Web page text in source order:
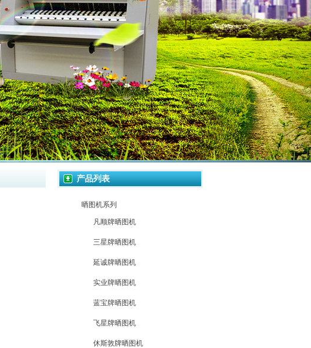
产品列表
晒图机系列
凡顺牌晒图机
三星牌晒图机
延诚牌晒图机
实业牌晒图机
蓝宝牌晒图机
飞星牌晒图机
休斯敦牌晒图机